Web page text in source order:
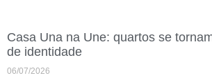
Casa Una na Une: quartos se
de identidade
06/07/2026